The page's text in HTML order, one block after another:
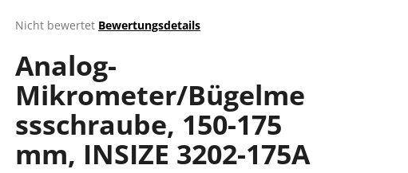
Die
Produktbewertung
ist
0,0
von
Sternen.
Nicht bewertet Bewertungsdetails
Analog-
Mikrometer/Bügelme
ssschraube, 150-175
mm, INSIZE 3202-175A